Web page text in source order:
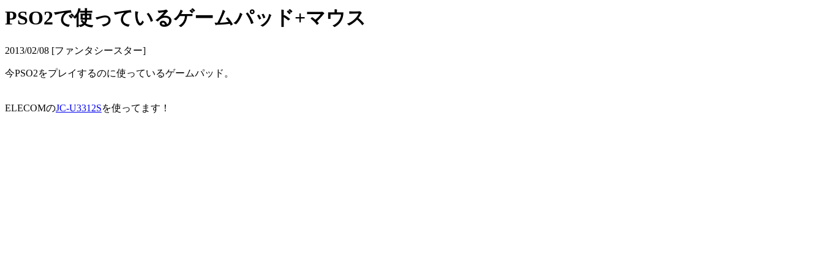
PSO2で使っているゲームパッド+マウス
2013/02/08 [ファンタシースター]
今PSO2をプレイするのに使っているゲームパッド。
ELECOMのJC-U3312Sを使ってます！